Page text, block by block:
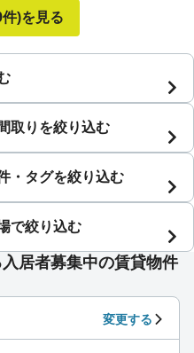
)を見る
取りを絞り込む
・タグを絞り込む
で絞り込む
居者募集中の賃貸物件
変更する